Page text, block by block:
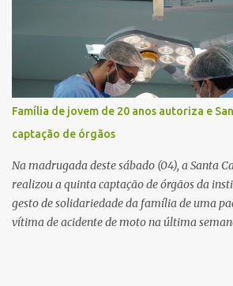
externa, quando dois homens armados
diversos disparos. Duas vítimas morreram
três pessoas foram baleadas e socorridas.
foram divulgadas informações oficiais sobre
feridos. Equipes da Polícia Militar de Santa
ocorrência e isolaram a área para o trabalho
última atualização, nenhum suspeito havia
Civil investigará a motivação da briga, a
circunstâncias do crime. A ocorrência segue
Família de jovem de 20 anos autoriza e
captação de órgãos
Na madrugada deste sábado (04), a Santa
realizou a quinta captação de órgãos da
gesto de solidariedade da família de uma
vítima de acidente de moto na última